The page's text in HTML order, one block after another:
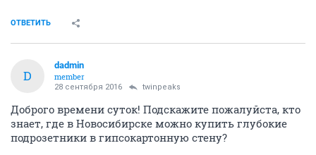
ОТВЕТИТЬ
D
dadmin
member
28 сентября 2016 twinpeaks
Доброго времени суток! Подскажите пожалуйста, кто
знает, где в Новосибирске можно купить глубокие
подрозетники в гипсокартонную стену?